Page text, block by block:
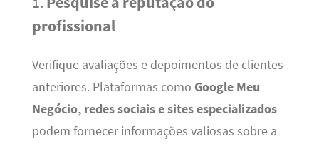
profissional
Verifique avaliações e depoimentos de clientes
anteriores. Plataformas como Google Meu
Negócio, redes sociais e sites especializados
podem fornecer informações valiosas sobre a